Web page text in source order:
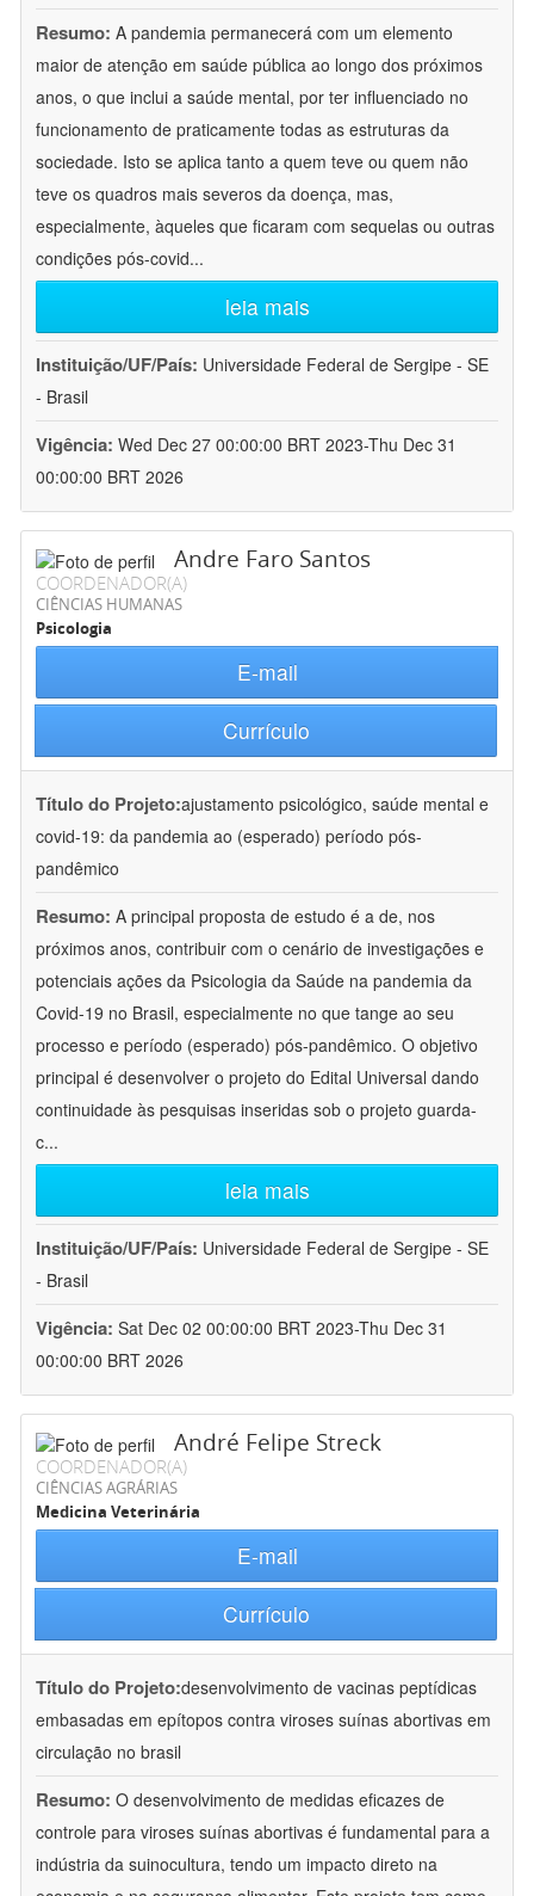
Resumo: A pandemia permanecerá com um elemento
maior de atenção em saúde pública ao longo dos próximos
anos, o que inclui a saúde mental, por ter influenciado no
funcionamento de praticamente todas as estruturas da
sociedade. Isto se aplica tanto a quem teve ou quem não
teve os quadros mais severos da doença, mas,
especialmente, àqueles que ficaram com sequelas ou outras
condições pós-covid...
leia mais
Instituição/UF/País: Universidade Federal de Sergipe - SE
- Brasil
Vigência: Wed Dec 27 00:00:00 BRT 2023-Thu Dec 31
00:00:00 BRT 2026
Andre Faro Santos
COORDENADOR(A)
CIÊNCIAS HUMANAS
Psicologia
E-mail
Currículo
Título do Projeto:ajustamento psicológico, saúde mental e
covid-19: da pandemia ao (esperado) período pós-
pandêmico
Resumo: A principal proposta de estudo é a de, nos
próximos anos, contribuir com o cenário de investigações e
potenciais ações da Psicologia da Saúde na pandemia da
Covid-19 no Brasil, especialmente no que tange ao seu
processo e período (esperado) pós-pandêmico. O objetivo
principal é desenvolver o projeto do Edital Universal dando
continuidade às pesquisas inseridas sob o projeto guarda-
c...
leia mais
Instituição/UF/País: Universidade Federal de Sergipe - SE
- Brasil
Vigência: Sat Dec 02 00:00:00 BRT 2023-Thu Dec 31
00:00:00 BRT 2026
André Felipe Streck
COORDENADOR(A)
CIÊNCIAS AGRÁRIAS
Medicina Veterinária
E-mail
Currículo
Título do Projeto:desenvolvimento de vacinas peptídicas
embasadas em epítopos contra viroses suínas abortivas em
circulação no brasil
Resumo: O desenvolvimento de medidas eficazes de
controle para viroses suínas abortivas é fundamental para a
indústria da suinocultura, tendo um impacto direto na